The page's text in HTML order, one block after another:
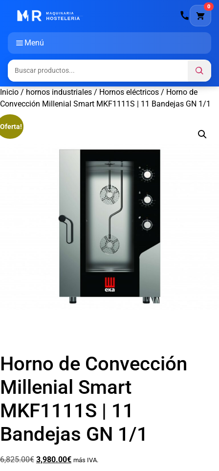
Menú
0
Inicio / hornos industriales / Hornos eléctricos / Horno de
Convección Millenial Smart MKF1111S | 11 Bandejas GN 1/1
Horno de Convección
Millenial Smart
MKF1111S | 11
Bandejas GN 1/1
6,825.00€ 3,980.00€ más IVA.